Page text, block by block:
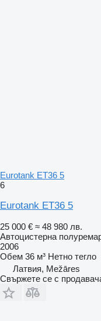
Eurotank ET36 5
6
Eurotank ET36 5
25 000 € ≈ 48 980 лв.
Автоцистерна
2006
Обем 36 м³ Нетно тегло
Латвия, Mežāres
Свържете се с